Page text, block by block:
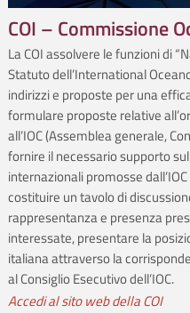
COI – Commissione
La COI assolvere le funzioni di
Statuto dell’International
indirizzi e proposte per una
formulare proposte relative
all’IOC (Assemblea generale,
fornire il necessario supporto
internazionali promosse
costituire un tavolo di
rappresentanza e presenza
interessate, presentare la
italiana attraverso la
al Consiglio Esecutivo dell’IOC.
Accedi al sito web della COI